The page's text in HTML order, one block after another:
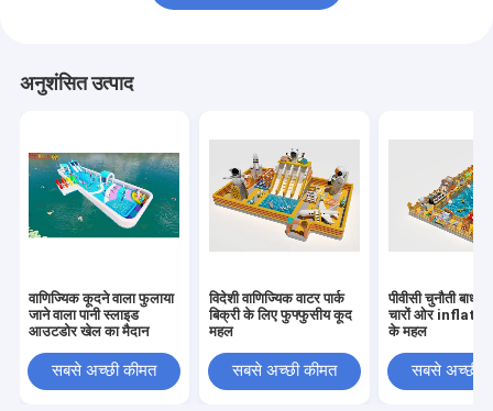
अनुशंसित उत्पाद
वाणिज्यिक कूदने वाला फुलाया
जाने वाला पानी स्लाइड
आउटडोर खेल का मैदान
सबसे अच्छी कीमत
विदेशी वाणिज्यिक वाटर पार्क
बिक्री के लिए फुफ्फुसीय कूद
महल
सबसे अच्छी कीमत
पीवीसी चुनौती
चारों ओर
के महल
सबसे अच्छी